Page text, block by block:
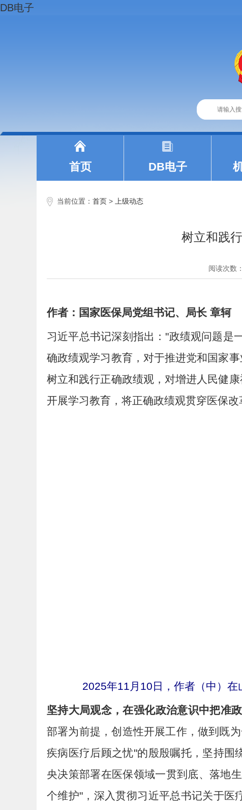
DB电子
首页 DB电子
当前位置： 首页 > 上级动态
树立和践
阅读次数
作者：国家医保局党组书记、局长 章轲
习近平总书记深刻指出："政绩观问题是
确政绩观学习教育，对于推进党和国家
树立和践行正确政绩观，对增进人民健
开展学习教育，将正确政绩观贯穿医保
2025年11月10日，作者（中）在
坚持大局观念，在强化政治意识中把准政
部署为前提，创造性开展工作，做到既
疾病医疗后顾之忧"的殷殷嘱托，坚持围
央决策部署在医保领域一贯到底、落地
个维护"，深入贯彻习近平总书记关于医